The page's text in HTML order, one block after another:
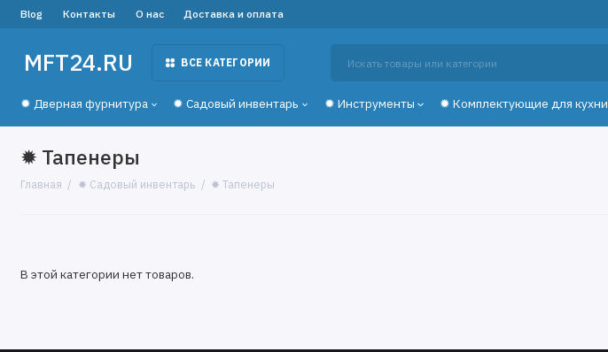
Blog Контакты О нас Доставка и оплата
MFT24.RU ВСЕ КАТЕГОРИИ
✹ Дверная фурнитура ✹ Садовый инвентарь ✹ Инструменты ✹ Комплектующие для кухни
✹ Тапенеры
Главная ✹ Садовый инвентарь ✹ Тапенеры
В этой категории нет товаров.